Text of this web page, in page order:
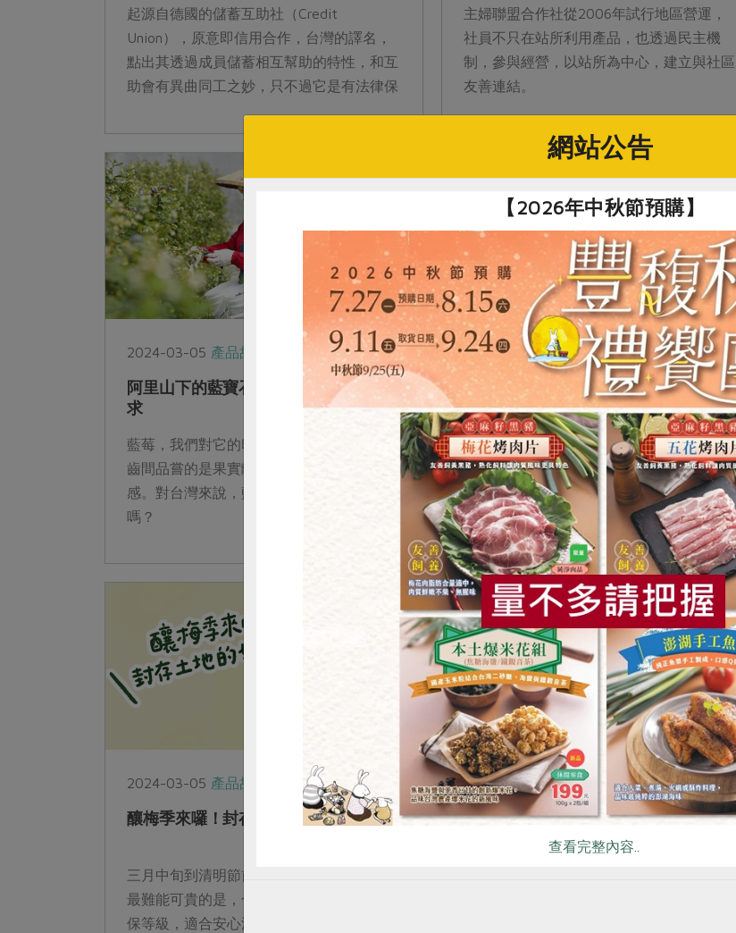
起源自德國的儲蓄互助社（Credit
Union），原意即信用合作，台灣的譯名，
點出其透過成員儲蓄相互幫助的特性，和互
助會有異曲同工之妙，只不過它是有法律保
說，如果要快速讓人理解儲蓄互助社是什
麼？也可以說是合法的「標會」。
主婦聯盟合作社從2006年試行地區營運，
社員不只在站所利用產品，也透過民主機
制，參與經營，以站所為中心，建立與社區
友善連結。
2024-03-05 產品故事
阿里山下的藍寶石 新鮮藍莓不再是奢
求
藍莓，我們對它的印象是遠渡重洋而來，唇
齒間品嘗的是果實離開枝頭好幾週後的口
感。對台灣來說，藍莓的風味僅能是如此
嗎？
2024-03-05社內大小事
安心的權利—合作社的產品把關
每隔一段時間的食安問題總讓人心驚。食物
從產地到餐桌每個環節都存在風險，主婦聯
盟合作社1,600多項產品，從農牧水產的初
級食物，到加工食品、紡織、日用品…，各
品類生產流程與危害風險歧異，主管機關不
同，相關食安法規繁雜，在人力與預算限制
下，為什麼合作社的產品把關值得信賴？
2024-03-05 產品故事 友善栽種
釀梅季來囉！封存土地的好味道
三月中旬到清明節前是台灣青梅的盛產期，
最難能可貴的是，合作社的青梅幾乎都是環
保等級，適合安心漬物，而且不同時期的梅
2024-03-05生活提案
乍暖還寒！春季養生這樣做
惜食 RPET 食譜 減硝酸鹽 雞蛋 食安
網站公告
【2026年中秋節預購】
查看完整內容..